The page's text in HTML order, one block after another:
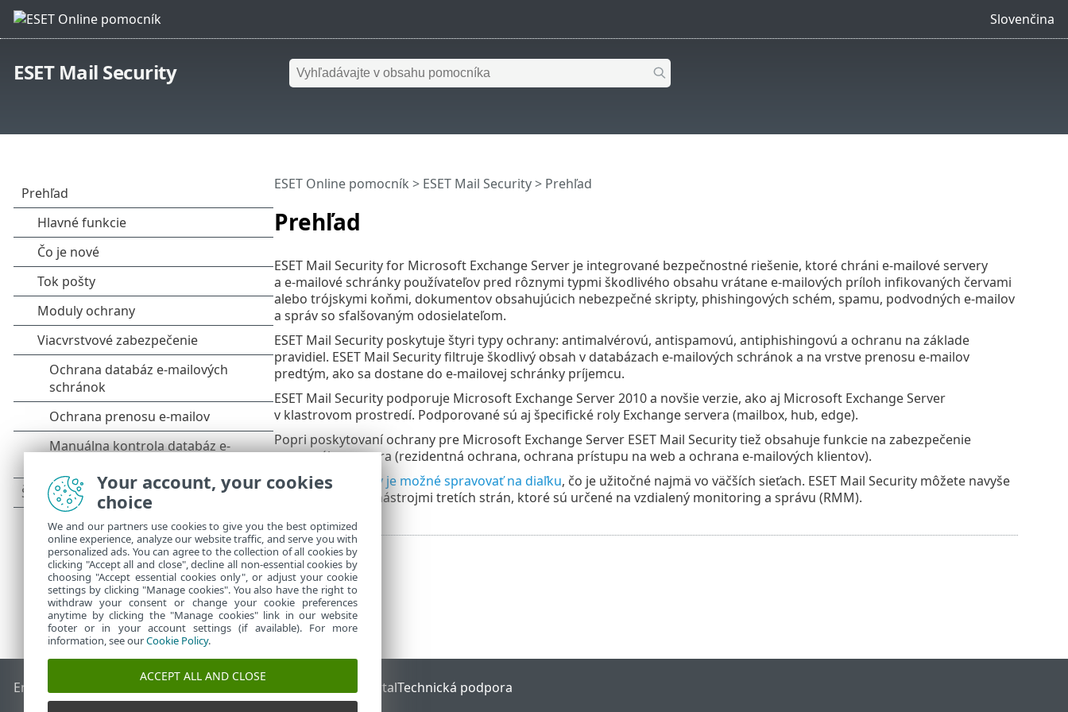
Slovenčina
ESET Mail Security
Prehľad
ESET Online pomocník > ESET Mail Security> Prehľad
ESET Mail Security for Microsoft Exchange Server je integrované bezpečnostné riešenie, ktoré chráni e‑mailové servery
a e‑mailové schránky používateľov pred rôznymi typmi škodlivého obsahu vrátane e‑mailových príloh infikovaných červami
alebo trójskymi koňmi, dokumentov obsahujúcich nebezpečné skripty, phishingových schém, spamu, podvodných e‑mailov
a správ so sfalšovaným odosielateľom.
ESET Mail Security poskytuje štyri typy ochrany: antimalvérovú, antispamovú, antiphishingovú a ochranu na základe
pravidiel. ESET Mail Security filtruje škodlivý obsah v databázach e‑mailových schránok a na vrstve prenosu e‑mailov
predtým, ako sa dostane do e‑mailovej schránky príjemcu.
ESET Mail Security podporuje Microsoft Exchange Server 2010 a novšie verzie, ako aj Microsoft Exchange Server
v klastrovom prostredí. Podporované sú aj špecifické roly Exchange servera (mailbox, hub, edge).
Popri poskytovaní ochrany pre Microsoft Exchange Server ESET Mail Security tiež obsahuje funkcie na zabezpečenie
samotného servera (rezidentná ochrana, ochrana prístupu na web a ochrana e-mailových klientov).
ESET Mail Security je možné spravovať na diaľku, čo je užitočné najmä vo väčších sieťach. ESET Mail Security môžete navyše
používať spolu s nástrojmi tretích strán, ktoré sú určené na vzdialený monitoring a správu (RMM).
End of Life ESET Status PortalTechnická podpora
Your account, your cookies
choice
We and our partners use cookies to give you the best optimized
online experience, analyze our website traffic, and serve you with
personalized ads. You can agree to the collection of all cookies by
clicking "Accept all and close", decline all non-essential cookies by
choosing "Accept essential cookies only", or adjust your cookie
settings by clicking "Manage cookies". You also have the right to
withdraw your consent or change your cookie preferences
anytime by clicking the "Manage cookies" link in our website
footer or in your account settings (if available). For more
information, see ourCookie Policy.
ACCEPT ALL AND CLOSE